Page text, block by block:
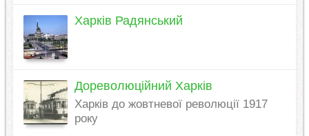
Харків Радянський
Дореволюційний Харків
Харків до жовтневої революції 1917
року